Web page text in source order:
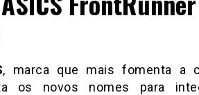
, marca que mais fomenta a
os novos nomes para